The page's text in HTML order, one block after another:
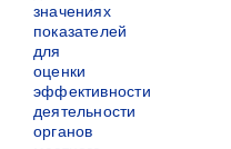
значениях
показателей
для
оценки
эффективности
деятельности
органов